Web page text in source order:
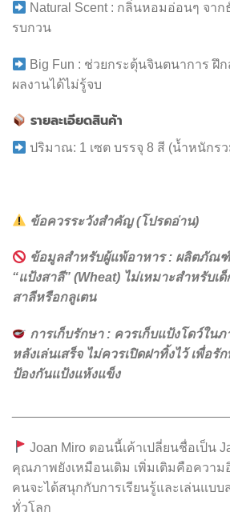
Natural Scent : กลิ่นหอมอ่อนๆ จา
รบกวน
Big Fun : ช่วยกระตุ้นจินตนาการ ฝึ
ผลงานได้ไม่รู้จบ
รายละเอียดสินค้า
ปริมาณ: 1 เซต บรรจุ 8 สี (น้ำหนักร
ข้อควรระวังสำคัญ (โปรดอ่าน)
ข้อมูลสำหรับผู้แพ้อาหาร : ผลิตภัณ
“แป้งสาลี” (Wheat) ไม่เหมาะสำหรับเ
สาลีหรือกลูเตน
การเก็บรักษา : ควรเก็บแป้งโดว์ใ
หลังเล่นเสร็จ ไม่ควรเปิดฝาทิ้งไว้ เพื่อ
ป้องกันแป้งแห้งแข็ง
Joan Miro ตอนนี้เค้าเปลี่ยนชื่อเป็น
คุณภาพยังเหมือนเดิม เพิ่มเติมคือความ
คนจะได้สนุกกับการเรียนรู้และเล่นแบ
ทั่วโลก